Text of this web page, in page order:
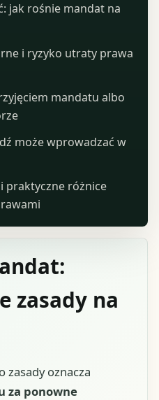
zasady na
zasady oznacza
za ponowne
jak rośnie mandat na
i ryzyko utraty prawa
mandatu albo
może wprowadzać w
praktyczne różnice